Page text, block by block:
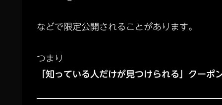
などで限定公開されることがあります。
つまり
「知っている人だけが見つけられる」クーポ